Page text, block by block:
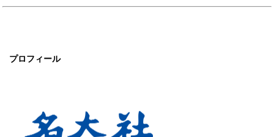
プロフィール